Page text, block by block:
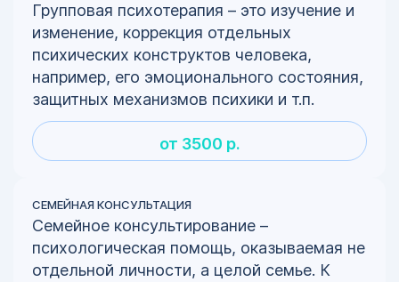
Групповая психотерапия – это изучение и
изменение, коррекция отдельных
психических конструктов человека,
например, его эмоционального состояния,
защитных механизмов психики и т.п.
от 3500 р.
СЕМЕЙНАЯ КОНСУЛЬТАЦИЯ
Семейное консультирование –
психологическая помощь, оказываемая не
отдельной личности, а целой семье. К